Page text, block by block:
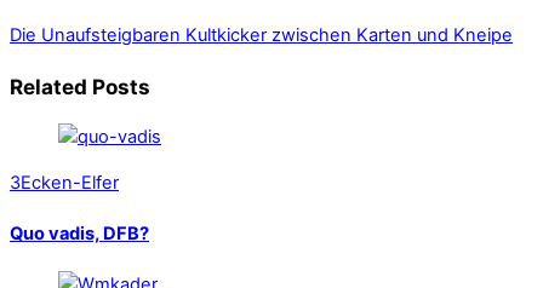
Die Unaufsteigbaren Kultkicker zwischen Karten und Kneipe
Related Posts
3Ecken-Elfer
Quo vadis, DFB?